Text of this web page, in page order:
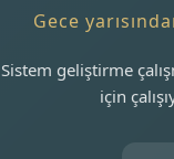
Gece
Sistem geliştirme
için